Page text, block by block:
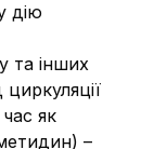
дію
та інших
як
–